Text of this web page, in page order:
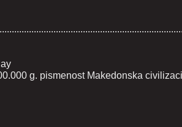
g. pismenost Makedonska